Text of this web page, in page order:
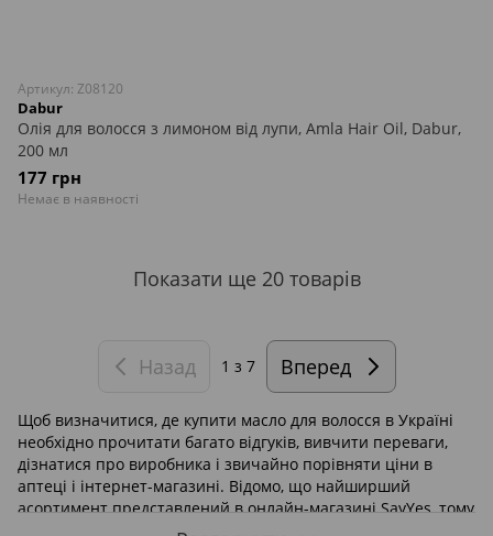
Артикул: Z08120
Dabur
Олія для волосся з лимоном від лупи, Amla Hair Oil, Dabur,
200 мл
177 грн
Немає в наявності
Показати ще 20 товарів
Назад 1 з 7 Вперед
Щоб визначитися, де купити масло для волосся в Україні
необхідно прочитати багато відгуків, вивчити переваги,
дізнатися про виробника і звичайно порівняти ціни в
аптеці і інтернет-магазині. Відомо, що найширший
асортимент представлений в онлайн-магазині SayYes, тому
ви легко зможете підібрати собі найкращий засіб для